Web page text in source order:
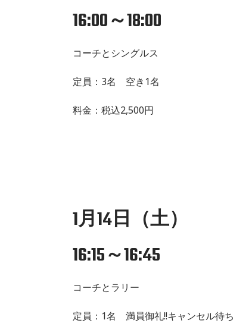
16:00～18:00
コーチとシングルス
定員：3名 空き1名
料金：税込2,500円
1月14日（土）
16:15～16:45
コーチとラリー
定員：1名 満員御礼!!キャンセル待ち